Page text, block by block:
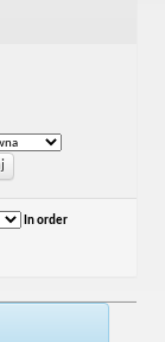
In order